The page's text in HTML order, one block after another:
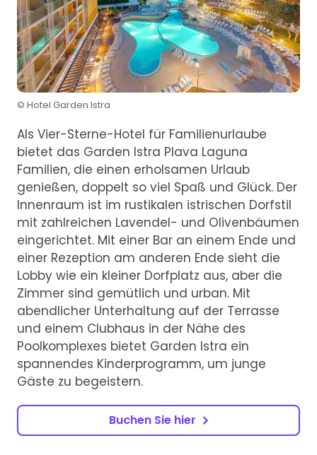
© Hotel Garden Istra
Als Vier-Sterne-Hotel für Familienurlaube
bietet das Garden Istra Plava Laguna
Familien, die einen erholsamen Urlaub
genießen, doppelt so viel Spaß und Glück. Der
Innenraum ist im rustikalen istrischen Dorfstil
mit zahlreichen Lavendel- und Olivenbäumen
eingerichtet. Mit einer Bar an einem Ende und
einer Rezeption am anderen Ende sieht die
Lobby wie ein kleiner Dorfplatz aus, aber die
Zimmer sind gemütlich und urban. Mit
abendlicher Unterhaltung auf der Terrasse
und einem Clubhaus in der Nähe des
Poolkomplexes bietet Garden Istra ein
spannendes Kinderprogramm, um junge
Gäste zu begeistern.
Buchen Sie hier